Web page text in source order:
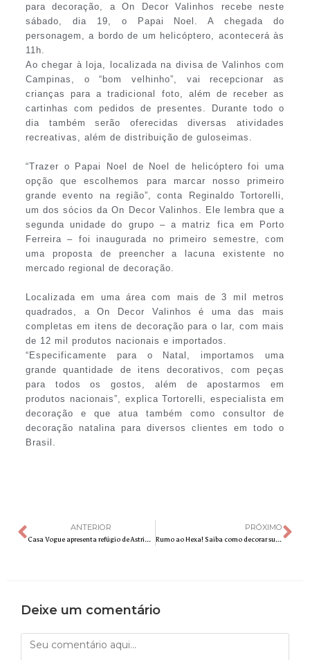
para decoração, a On Decor Valinhos recebe neste
sábado, dia 19, o Papai Noel. A chegada do
personagem, a bordo de um helicóptero, acontecerá às
11h.
Ao chegar à loja, localizada na divisa de Valinhos com
Campinas, o “bom velhinho”, vai recepcionar as
crianças para a tradicional foto, além de receber as
cartinhas com pedidos de presentes. Durante todo o
dia também serão oferecidas diversas atividades
recreativas, além de distribuição de guloseimas.
“Trazer o Papai Noel de Noel de helicóptero foi uma
opção que escolhemos para marcar nosso primeiro
grande evento na região”, conta Reginaldo Tortorelli,
um dos sócios da On Decor Valinhos. Ele lembra que a
segunda unidade do grupo – a matriz fica em Porto
Ferreira – foi inaugurada no primeiro semestre, com
uma proposta de preencher a lacuna existente no
mercado regional de decoração.
Localizada em uma área com mais de 3 mil metros
quadrados, a On Decor Valinhos é uma das mais
completas em itens de decoração para o lar, com mais
de 12 mil produtos nacionais e importados.
“Especificamente para o Natal, importamos uma
grande quantidade de itens decorativos, com peças
para todos os gostos, além de apostarmos em
produtos nacionais”, explica Tortorelli, especialista em
decoração e que atua também como consultor de
decoração natalina para diversos clientes em todo o
Brasil.
ANTERIOR
Casa Vogue apresenta refúgio de Astrid Fontenelle
PRÓXIMO
Rumo ao Hexa! Saiba como decorar sua casa para a copa
Deixe um comentário